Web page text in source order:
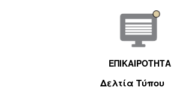
ΕΠΙΚΑΙΡΟΤΗΤΑ
Δελτία Τύπου